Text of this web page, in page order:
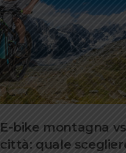
E-bike montagna vs
città: quale